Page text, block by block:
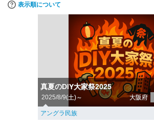
表示順について
真夏のDIY大家祭2025
2025/8/9(土)～ 大阪府
アングラ民族